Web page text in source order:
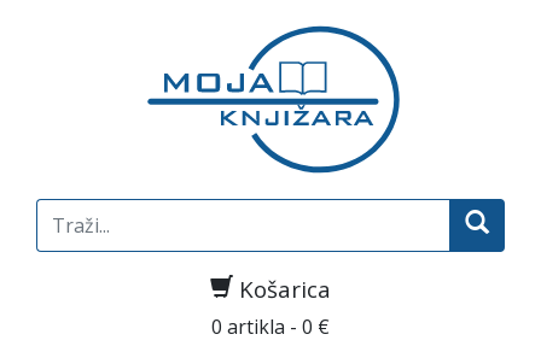
Search
for:
Košarica
0 artikla - 0 €